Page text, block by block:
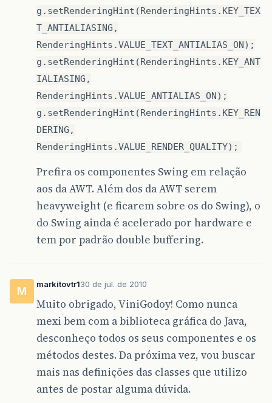
g.setRenderingHint(RenderingHints.KEY_TEX
T_ANTIALIASING,
RenderingHints.VALUE_TEXT_ANTIALIAS_ON);
g.setRenderingHint(RenderingHints.KEY_ANT
IALIASING,
RenderingHints.VALUE_ANTIALIAS_ON);
g.setRenderingHint(RenderingHints.KEY_REN
DERING,
RenderingHints.VALUE_RENDER_QUALITY);
Prefira os componentes Swing em relação
aos da AWT. Além dos da AWT serem
heavyweight (e ficarem sobre os do Swing), o
do Swing ainda é acelerado por hardware e
tem por padrão double buffering.
M
markitovtr130 de jul. de 2010
Muito obrigado, ViniGodoy! Como nunca
mexi bem com a biblioteca gráfica do Java,
desconheço todos os seus componentes e os
métodos destes. Da próxima vez, vou buscar
mais nas definições das classes que utilizo
antes de postar alguma dúvida.